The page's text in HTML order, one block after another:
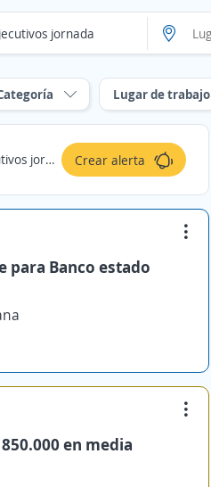
Lugar de trabajo
en Chile Crear alerta
para Banco estado
en media